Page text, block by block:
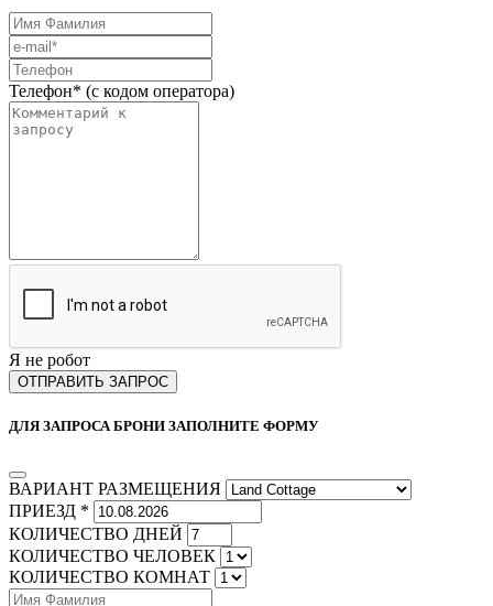
Телефон* (с кодом оператора)
Я не робот
ОТПРАВИТЬ ЗАПРОС
ДЛЯ ЗАПРОСА БРОНИ ЗАПОЛНИТЕ ФОРМУ
ВАРИАНТ РАЗМЕЩЕНИЯ
ПРИЕЗД *
КОЛИЧЕСТВО ДНЕЙ
КОЛИЧЕСТВО ЧЕЛОВЕК
КОЛИЧЕСТВО КОМНАТ